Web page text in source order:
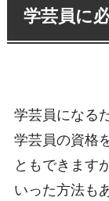
学芸員に
学芸員になる
学芸員の資格
ともできます
いった方法も